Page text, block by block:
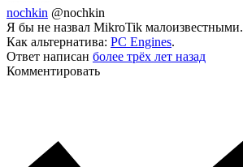
nochkin @nochkin
Я бы не назвал MikroTik малоизвестными.
Как альтернатива: PC Engines.
Ответ написан более трёх лет назад
Комментировать